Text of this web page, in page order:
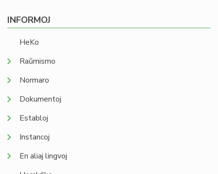
INFORMOJ
HeKo
Raŭmismo
Normaro
Dokumentoj
Establoj
Instancoj
En aliaj lingvoj